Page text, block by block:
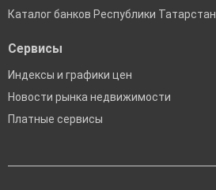
Каталог банков Республики Татарстан
Сервисы
Индексы и графики цен
Новости рынка недвижимости
Платные сервисы